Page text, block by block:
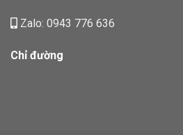
Zalo: 0943 776 636
Chỉ đường